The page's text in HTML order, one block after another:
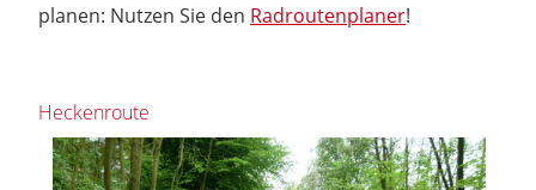
planen: Nutzen Sie den Radroutenplaner!
Heckenroute